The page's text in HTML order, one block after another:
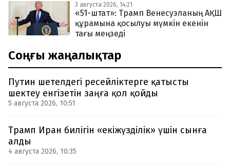
3 августа 2026, 14:21
«51-штат»: Трамп Венесуэланың АҚШ
құрамына қосылуы мүмкін екенін
тағы меңзеді
Соңғы жаңалықтар
Путин шетелдегі ресейліктерге қатысты
шектеу енгізетін заңға қол қойды
5 августа 2026, 10:51
Трамп Иран билігін «екіжүзділік» үшін сынға
алды
4 августа 2026, 10:35